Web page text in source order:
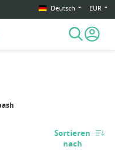
Deutsch EUR
Sortieren
nach